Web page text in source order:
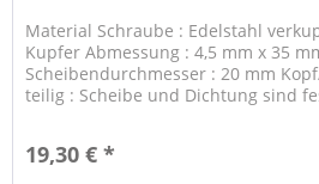
Material Schraube : Edelstahl
Kupfer Abmessung : 4,5 mm x 35
Scheibendurchmesser : 20 mm
teilig : Scheibe und Dichtung sind
19,30 € *